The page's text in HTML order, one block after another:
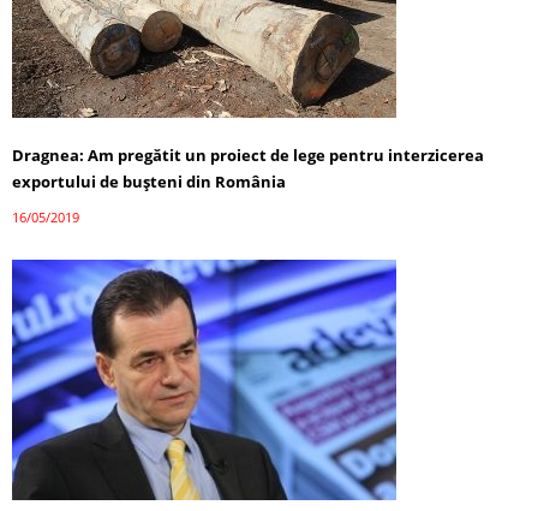
Dragnea: Am pregătit un proiect de lege pentru interzicerea
exportului de buşteni din România
16/05/2019